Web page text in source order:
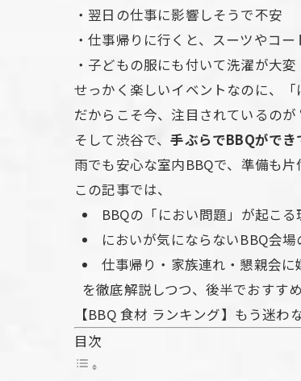
・翌日の仕事に影響しそうで不安
・仕事帰りに行くと、スーツやコー
・子どもの服にも付いて洗濯が大変
せっかく楽しいイベントなのに、
だからこそ今、注目されているのが
そして渋谷で、手ぶらでBBQがで
雨でも安心な室内BBQで、準備も
この記事では、
BBQの「におい問題」が起こる
においが気にならないBBQ会場
仕事帰り・家族連れ・懇親会に
を徹底解説しつつ、後半でおすす
【BBQ 食材 ランキング】もう迷
目次